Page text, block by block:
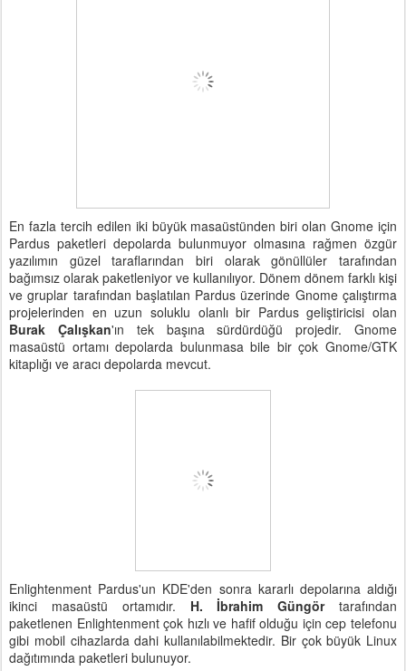
En fazla tercih edilen iki büyük masaüstünden biri olan Gnome için
Pardus paketleri depolarda bulunmuyor olmasına rağmen özgür
yazılımın güzel taraflarından biri olarak gönüllüler tarafından
bağımsız olarak paketleniyor ve kullanılıyor. Dönem dönem farklı kişi
ve gruplar tarafından başlatılan Pardus üzerinde Gnome çalıştırma
projelerinden en uzun soluklu olanlı bir Pardus geliştiricisi olan
Burak Çalışkan'ın tek başına sürdürdüğü projedir. Gnome
masaüstü ortamı depolarda bulunmasa bile bir çok Gnome/GTK
kitaplığı ve aracı depolarda mevcut.
Enlightenment Pardus'un KDE'den sonra kararlı depolarına aldığı
ikinci masaüstü ortamıdır. H. İbrahim Güngörtarafından
paketlenen Enlightenment çok hızlı ve hafif olduğu için cep telefonu
gibi mobil cihazlarda dahi kullanılabilmektedir. Bir çok büyük Linux
dağıtımında paketleri bulunuyor.